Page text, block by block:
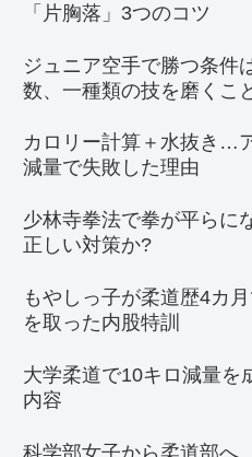
「片胸落」3つのコツ
ジュニア空手で勝つ条件
数、一種類の技を磨くこ
カロリー計算＋水抜き…
減量で失敗した理由
少林寺拳法で拳が平らに
正しい対策か?
もやしっ子が柔道歴4カ
を取った内股特訓
大学柔道で10キロ減量を
内容
科学部女子から柔道部へ